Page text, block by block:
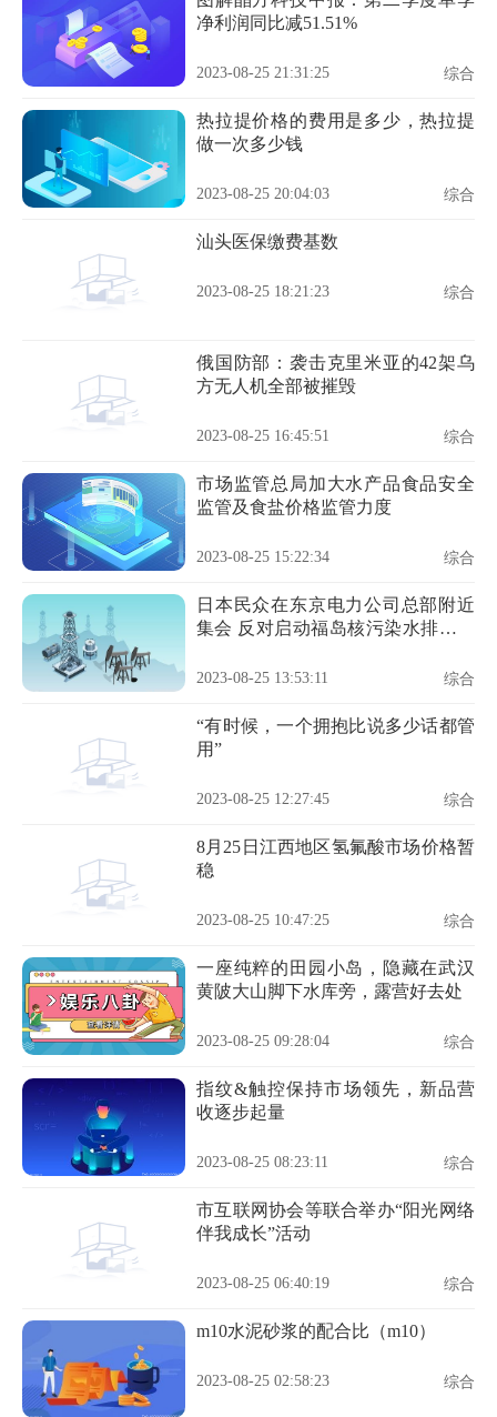
净利润同比减51.51%
2023-08-25 21:31:25 综合
热拉提价格的费用是多少，热拉提
做一次多少钱
2023-08-25 20:04:03 综合
汕头医保缴费基数
2023-08-25 18:21:23 综合
俄国防部：袭击克里米亚的42架乌
方无人机全部被摧毁
2023-08-25 16:45:51 综合
市场监管总局加大水产品食品安全
监管及食盐价格监管力度
2023-08-25 15:22:34 综合
日本民众在东京电力公司总部附近
集会 反对启动福岛核污染水排海作
2023-08-25 13:53:11 综合
“有时候，一个拥抱比说多少话都管
用”
2023-08-25 12:27:45 综合
8月25日江西地区氢氟酸市场价格暂
稳
2023-08-25 10:47:25 综合
一座纯粹的田园小岛，隐藏在武汉
黄陂大山脚下水库旁，露营好去处
2023-08-25 09:28:04 综合
指纹&触控保持市场领先，新品营
收逐步起量
2023-08-25 08:23:11 综合
市互联网协会等联合举办“阳光网络
伴我成长”活动
2023-08-25 06:40:19 综合
m10水泥砂浆的配合比（m10）
2023-08-25 02:58:23 综合